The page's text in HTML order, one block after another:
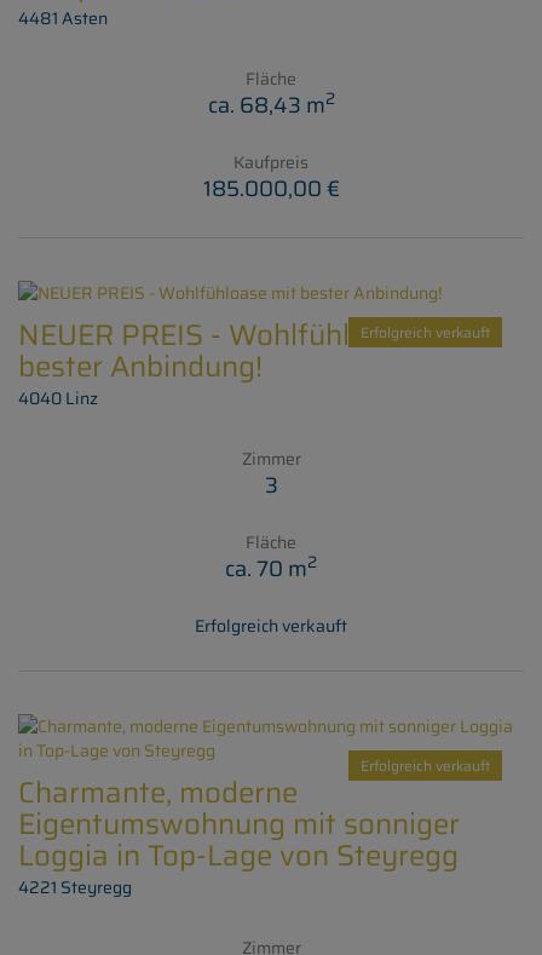
4481 Asten
Fläche
ca. 68,43 m2
Kaufpreis
185.000,00 €
Erfolgreich verkauft
NEUER PREIS - Wohlfühloase mit
bester Anbindung!
4040 Linz
Zimmer
3
Fläche
ca. 70 m2
Erfolgreich verkauft
Erfolgreich verkauft
Charmante, moderne
Eigentumswohnung mit sonniger
Loggia in Top-Lage von Steyregg
4221 Steyregg
Zimmer